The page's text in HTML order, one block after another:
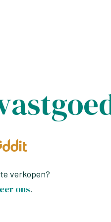
verkopen?
ons.